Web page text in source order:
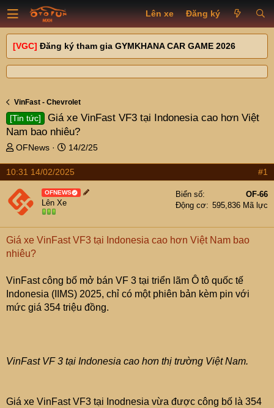
Lên xe Đăng ký
[VGC] Đăng ký tham gia GYMKHANA CAR GAME 2026
VinFast - Chevrolet
[Tin tức]
Giá xe VinFast VF3 tại Indonesia cao hơn Việt
Nam bao nhiêu?
T
r
e
a
d
s
t
a
r
r
OFNews
N
à
y
g
14/2/25
10:31 14/02/2025 #1
OFNEWS
Lên Xe
Biển số
OF-66
Động cơ
595,836 Mã lực
Giá xe VinFast VF3 tại Indonesia cao hơn Việt Nam bao
nhiêu?
VinFast công bố mở bán VF 3 tại triển lãm Ô tô quốc tế
Indonesia (IIMS) 2025, chỉ có một phiên bản kèm pin với
mức giá 354 triệu đồng.
VinFast VF 3 tại Indonesia cao hơn thị trường Việt Nam.
Giá xe VinFast VF3 tại Inodnesia vừa được công bố là 354